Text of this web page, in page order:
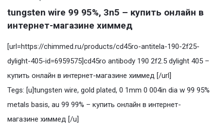
tungsten wire 99 95%, 3n5 – купить онлайн в
интернет-магазине химмед
[url=https://chimmed.ru/products/cd45ro-antitela-190-2f25-
dylight-405-id=6959575]cd45ro antibody 190 2f2.5 dylight 405 –
купить онлайн в интернет-магазине химмед [/url]
Tegs: [u]tungsten wire, gold plated, 0 1mm 0 004in dia w 99 95%
metals basis, au 99 99% – купить онлайн в интернет-
магазине химмед [/u]